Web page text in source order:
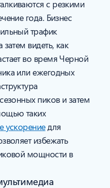
с резкими
года. Бизнес
трафик
видеть, как
во время Черной
или ежегодных
пиков и затем
таких
ускорениедля
избежать
мощности в